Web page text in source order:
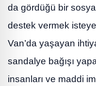
da gördüğü bir
destek vermek
Van’da yaşayan
sandalye bağışı
insanları ve maddi